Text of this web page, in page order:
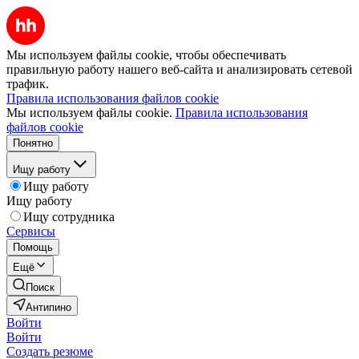
Мы используем файлы cookie, чтобы обеспечивать
правильную работу нашего веб-сайта и анализировать сетевой
трафик.
Правила использования файлов cookie
Мы используем файлы cookie. Правила использования
файлов cookie
Понятно
Ищу работу
Ищу работу
Ищу работу
Ищу сотрудника
Сервисы
Помощь
Ещё
Поиск
Антипино
Войти
Войти
Создать резюме